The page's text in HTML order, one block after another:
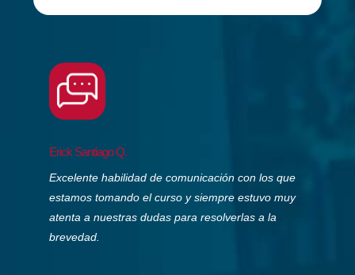
Erick Santiago Q.
Excelente habilidad de comunicación con los que
estamos tomando el curso y siempre estuvo muy
atenta a nuestras dudas para resolverlas a la
brevedad.